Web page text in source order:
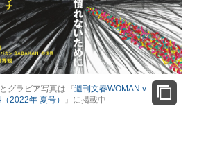
グラビア写真は『週刊文春WOMAN v
2022年 夏号）
』に掲載中